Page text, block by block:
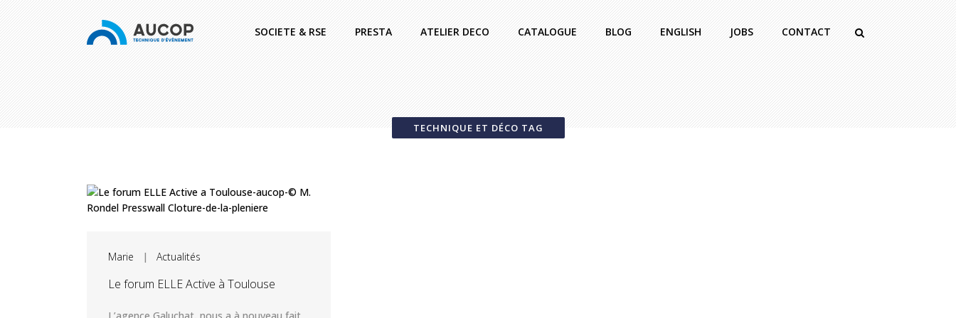
SOCIETE & RSE PRESTA ATELIER DECO CATALOGUE BLOG ENGLISH JOBS CONTACT
TECHNIQUE ET DÉCO TAG
Marie | Actualités
Le forum ELLE Active à Toulouse